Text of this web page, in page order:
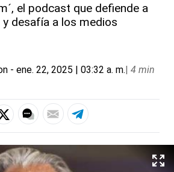
el podcast que defiende a
desafía a los medios
- ene. 22, 2025 | 03:32 a. m.| 4 min